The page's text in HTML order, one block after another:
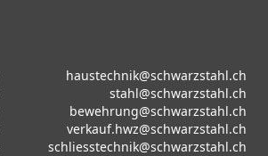
haustechnik@schwarzstahl.ch
stahl@schwarzstahl.ch
bewehrung@schwarzstahl.ch
verkauf.hwz@schwarzstahl.ch
schliesstechnik@schwarzstahl.ch